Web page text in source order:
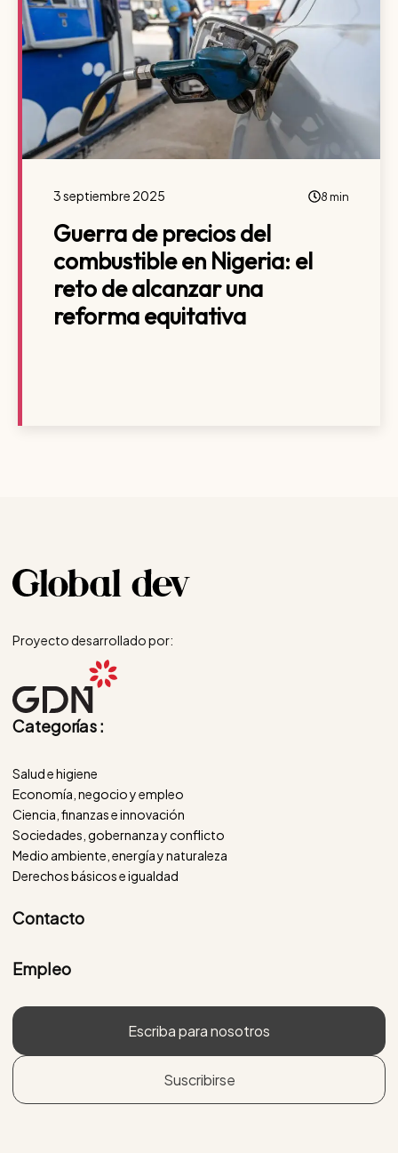
3 septiembre 2025 8 min
Guerra de precios del
combustible en Nigeria: el
reto de alcanzar una
reforma equitativa
Proyecto desarrollado por:
Categorías :
Salud e higiene
Economía, negocio y empleo
Ciencia, finanzas e innovación
Sociedades, gobernanza y conflicto
Medio ambiente, energía y naturaleza
Derechos básicos e igualdad
Contacto
Empleo
Escriba para nosotros
Suscribirse